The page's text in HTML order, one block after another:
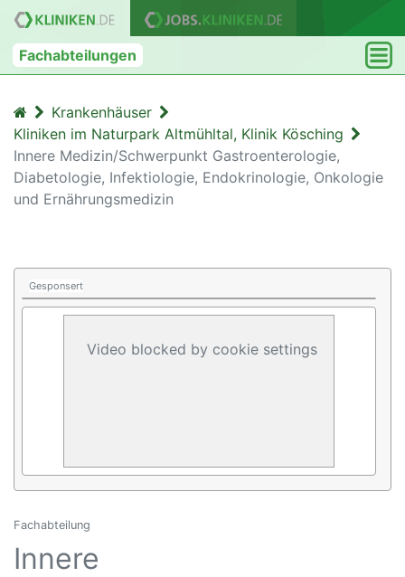
Fachabteilungen
Krankenhäuser
Kliniken im Naturpark Altmühltal, Klinik Kösching
Innere Medizin/Schwerpunkt Gastroenterologie,
Diabetologie, Infektiologie, Endokrinologie, Onkologie
und Ernährungsmedizin
Gesponsert
Video blocked by cookie settings
Fachabteilung
Innere